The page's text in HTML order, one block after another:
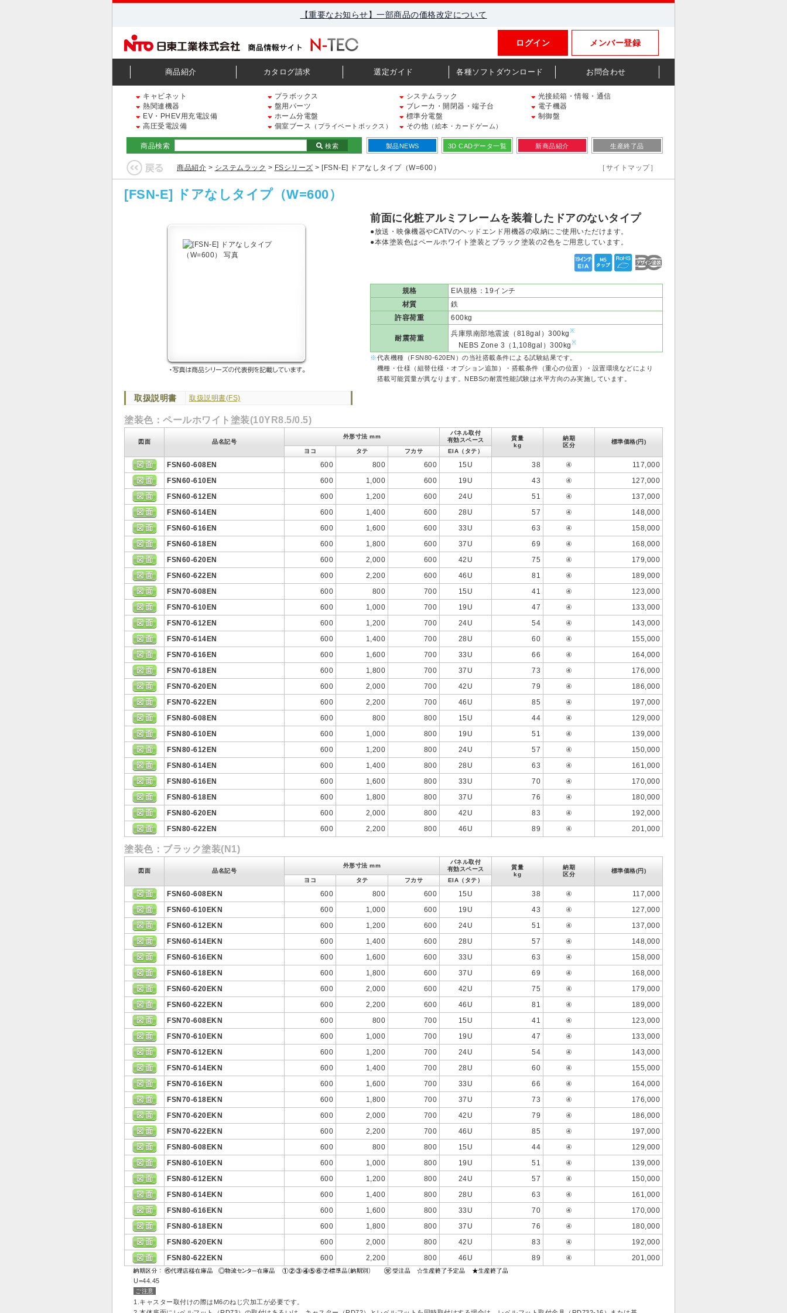
【重要なお知らせ】一部商品の価格改定について
メンバー登録
ログイン
商品紹介 カタログ請求 選定ガイド 各種ソフトダウンロード お問合わせ
キャビネット プラボックス システムラック
光接続箱・情報・通信
熱関連機器
盤用パーツ ブレーカ・開閉器・端子台
電子機器
EV・PHEV用充電設備
ホーム分電盤 標準分電盤
制御盤
高圧受電設備
個室ブース （プライベートボックス） その他 （絵本・カードゲーム）
商品検索 検索 製品NEWS 3D CADデータ一覧 新商品紹介 生産終了品
商品紹介 > システムラック > FSシリーズ > [FSN-E] ドアなしタイプ（W=600） ［サイトマップ］
[FSN-E] ドアなしタイプ（W=600）
取扱説明書 取扱説明書(FS)
前面に化粧アルミフレームを装着したドアのないタイプ
●放送・映像機器やCATVのヘッドエンド用機器の収納にご使用いただけます。
●本体塗装色はペールホワイト塗装とブラック塗装の2色をご用意しています。
規格
EIA規格：19インチ
材質
鉄
許容荷重
600kg
耐震荷重
兵庫県南部地震波（818gal）300kg※
NEBS Zone 3（1,108gal）300kg※
※代表機種（FSN80-620EN）の当社搭載条件による試験結果です。
機種・仕様（組替仕様・オプション追加）・搭載条件（重心の位置）・設置環境などにより
搭載可能質量が異なります。NEBSの耐震性能試験は水平方向のみ実施しています。
塗装色：ペールホワイト塗装(10YR8.5/0.5)
図面 品名記号
外形寸法 mm
パネル取付
有効スペース
質量
kg
納期
区分
標準価格(円)
ヨコ
タテ フカサ EIA（タテ）
FSN60-608EN 600 800 600 15U 38 ④
117,000
FSN60-610EN
600 1,000 600 19U 43 ④
127,000
FSN60-612EN
600 1,200 600 24U 51 ④
137,000
FSN60-614EN
600 1,400 600 28U 57 ④
148,000
FSN60-616EN
600 1,600 600 33U 63 ④
158,000
FSN60-618EN
600 1,800 600 37U 69 ④
168,000
FSN60-620EN
600 2,000 600 42U 75 ④
179,000
FSN60-622EN
600 2,200 600 46U 81 ④
189,000
FSN70-608EN
600 800 700 15U 41 ④
123,000
FSN70-610EN
600 1,000 700 19U 47 ④
133,000
FSN70-612EN
600 1,200 700 24U 54 ④
143,000
FSN70-614EN
600 1,400 700 28U 60 ④
155,000
FSN70-616EN
600 1,600 700 33U 66 ④
164,000
FSN70-618EN
600 1,800 700 37U 73 ④
176,000
FSN70-620EN
600 2,000 700 42U 79 ④
186,000
FSN70-622EN
600 2,200 700 46U 85 ④
197,000
FSN80-608EN
600 800 800 15U 44 ④
129,000
FSN80-610EN
600 1,000 800 19U 51 ④
139,000
FSN80-612EN
600 1,200 800 24U 57 ④
150,000
FSN80-614EN
600 1,400 800 28U 63 ④
161,000
FSN80-616EN
600 1,600 800 33U 70 ④
170,000
FSN80-618EN
600 1,800 800 37U 76 ④
180,000
FSN80-620EN
600 2,000 800 42U 83 ④
192,000
FSN80-622EN
600 2,200 800 46U 89 ④ 201,000
塗装色：ブラック塗装(N1)
図面 品名記号
外形寸法 mm
パネル取付
有効スペース
質量
kg
納期
区分
標準価格(円)
ヨコ
タテ フカサ EIA（タテ）
FSN60-608EKN 600 800 600 15U 38 ④
117,000
FSN60-610EKN
600 1,000 600 19U 43 ④
127,000
FSN60-612EKN
600 1,200 600 24U 51 ④
137,000
FSN60-614EKN
600 1,400 600 28U 57 ④
148,000
FSN60-616EKN
600 1,600 600 33U 63 ④
158,000
FSN60-618EKN
600 1,800 600 37U 69 ④
168,000
FSN60-620EKN
600 2,000 600 42U 75 ④
179,000
FSN60-622EKN
600 2,200 600 46U 81 ④
189,000
FSN70-608EKN
600 800 700 15U 41 ④
123,000
FSN70-610EKN
600 1,000 700 19U 47 ④
133,000
FSN70-612EKN
600 1,200 700 24U 54 ④
143,000
FSN70-614EKN
600 1,400 700 28U 60 ④
155,000
FSN70-616EKN
600 1,600 700 33U 66 ④
164,000
FSN70-618EKN
600 1,800 700 37U 73 ④
176,000
FSN70-620EKN
600 2,000 700 42U 79 ④
186,000
FSN70-622EKN
600 2,200 700 46U 85 ④
197,000
FSN80-608EKN
600 800 800 15U 44 ④
129,000
FSN80-610EKN
600 1,000 800 19U 51 ④
139,000
FSN80-612EKN
600 1,200 800 24U 57 ④
150,000
FSN80-614EKN
600 1,400 800 28U 63 ④
161,000
FSN80-616EKN
600 1,600 800 33U 70 ④
170,000
FSN80-618EKN
600 1,800 800 37U 76 ④
180,000
FSN80-620EKN
600 2,000 800 42U 83 ④
192,000
FSN80-622EKN
600 2,200 800 46U 89 ④ 201,000
U=44.45
ご注意
1.キャスター取付けの際はM6のねじ穴加工が必要です。